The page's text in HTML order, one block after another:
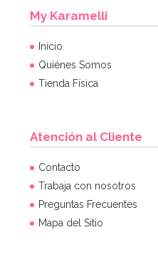
My Karamelli
Inicio
Quiénes Somos
Tienda Física
Atención al Cliente
Contacto
Trabaja con nosotros
Preguntas Frecuentes
Mapa del Sitio